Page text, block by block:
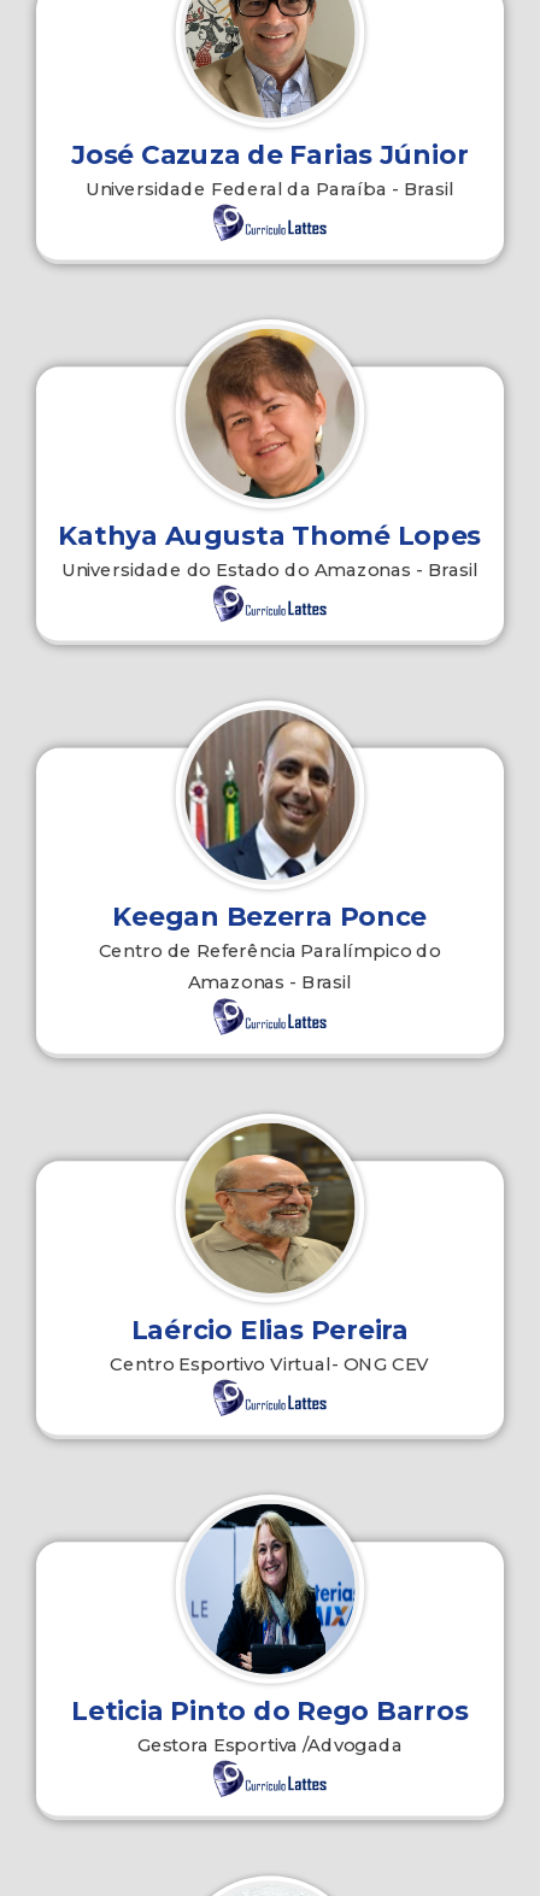
José Cazuza de Farias Júnior
Universidade Federal da Paraíba - Brasil
Kathya Augusta Thomé Lopes
Universidade do Estado do Amazonas - Brasil
Keegan Bezerra Ponce
Centro de Referência Paralímpico do
Amazonas - Brasil
Laércio Elias Pereira
Centro Esportivo Virtual- ONG CEV
Leticia Pinto do Rego Barros
Gestora Esportiva /Advogada